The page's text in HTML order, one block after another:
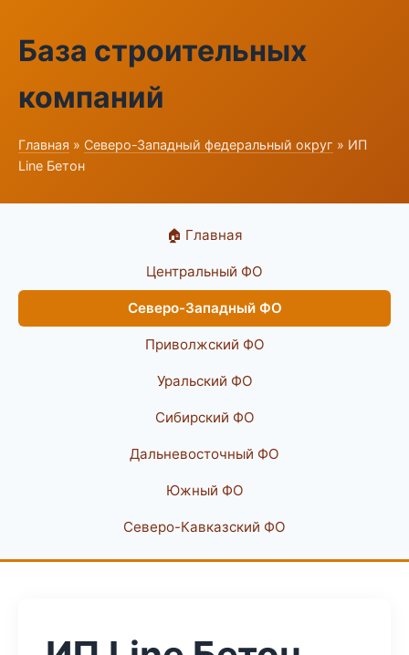
База строительных
компаний
Главная » Северо-Западный федеральный округ » ИП
Line Бетон
🏠 Главная
Центральный ФО
Северо-Западный ФО
Приволжский ФО
Уральский ФО
Сибирский ФО
Дальневосточный ФО
Южный ФО
Северо-Кавказский ФО